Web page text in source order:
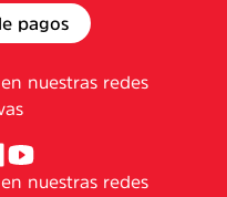
pagos
nuestras redes
nuestras redes